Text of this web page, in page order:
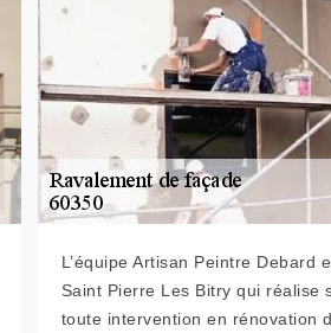
L’équipe Artisan Peintre Debard
Saint Pierre Les Bitry qui réalise
toute intervention en rénovation